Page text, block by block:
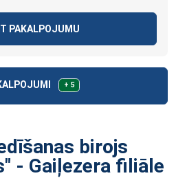
PAKALPOJUMU
+ 5
birojs
- Gaiļezera filiāle